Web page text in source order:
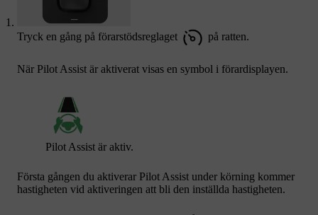
Tryck en gång på förarstödsreglaget på ratten.
När Pilot Assist är aktiverat visas en symbol i förardisplayen.
Pilot Assist är aktiv.
Första gången du aktiverar Pilot Assist under körning kommer
hastigheten vid aktiveringen att bli den inställda hastigheten.